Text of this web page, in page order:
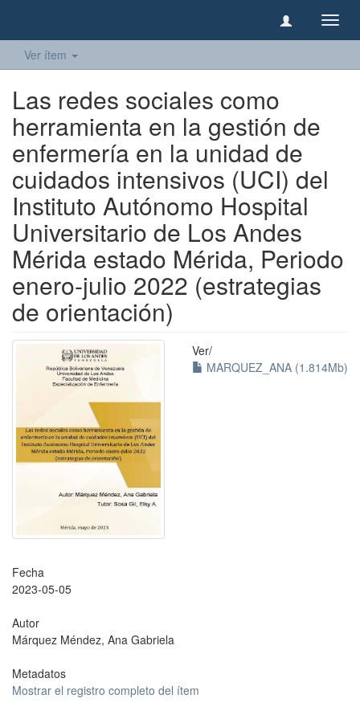
Ver ítem
Las redes sociales como
herramienta en la gestión de
enfermería en la unidad de
cuidados intensivos (UCI) del
Instituto Autónomo Hospital
Universitario de Los Andes
Mérida estado Mérida, Periodo
enero-julio 2022 (estrategias
de orientación)
Ver/
MARQUEZ_ANA (1.814Mb)
Fecha
2023-05-05
Autor
Márquez Méndez, Ana Gabriela
Metadatos
Mostrar el registro completo del ítem